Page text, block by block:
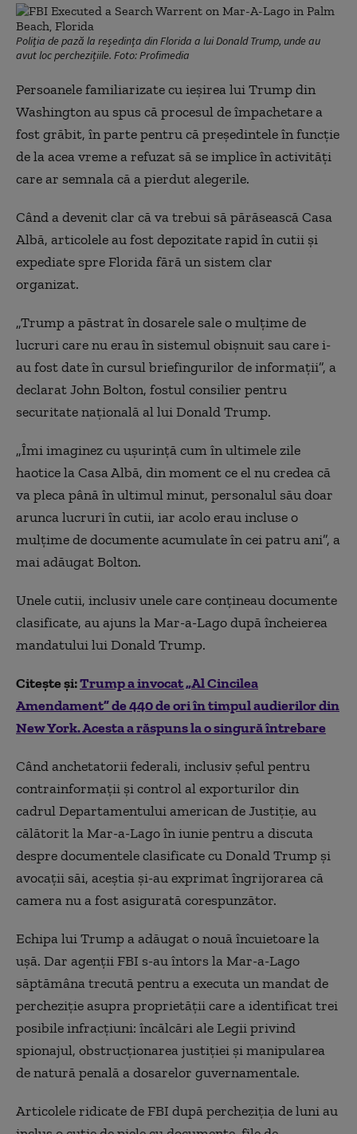
Poliția de pază la reședința din Florida a lui Donald Trump, unde au
avut loc perchezițiile. Foto: Profimedia
Persoanele familiarizate cu ieșirea lui Trump din
Washington au spus că procesul de împachetare a
fost grăbit, în parte pentru că președintele în funcție
de la acea vreme a refuzat să se implice în activități
care ar semnala că a pierdut alegerile.
Când a devenit clar că va trebui să părăsească Casa
Albă, articolele au fost depozitate rapid în cutii și
expediate spre Florida fără un sistem clar
organizat.
„Trump a păstrat în dosarele sale o mulțime de
lucruri care nu erau în sistemul obișnuit sau care i-
au fost date în cursul briefingurilor de informații”, a
declarat John Bolton, fostul consilier pentru
securitate națională al lui Donald Trump.
„Îmi imaginez cu ușurință cum în ultimele zile
haotice la Casa Albă, din moment ce el nu credea că
va pleca până în ultimul minut, personalul său doar
arunca lucruri în cutii, iar acolo erau incluse o
mulțime de documente acumulate în cei patru ani”, a
mai adăugat Bolton.
Unele cutii, inclusiv unele care conțineau documente
clasificate, au ajuns la Mar-a-Lago după încheierea
mandatului lui Donald Trump.
Citește și:Trump a invocat „Al Cincilea
Amendament” de 440 de ori în timpul audierilor din
New York. Acesta a răspuns la o singură întrebare
Când anchetatorii federali, inclusiv șeful pentru
contrainformații și control al exporturilor din
cadrul Departamentului american de Justiție, au
călătorit la Mar-a-Lago în iunie pentru a discuta
despre documentele clasificate cu Donald Trump și
avocații săi, aceștia și-au exprimat îngrijorarea că
camera nu a fost asigurată corespunzător.
Echipa lui Trump a adăugat o nouă încuietoare la
uşă. Dar agenții FBI s-au întors la Mar-a-Lago
săptămâna trecută pentru a executa un mandat de
percheziție asupra proprietății care a identificat trei
posibile infracțiuni: încălcări ale Legii privind
spionajul, obstrucționarea justiției și manipularea
de natură penală a dosarelor guvernamentale.
Articolele ridicate de FBI după percheziția de luni au